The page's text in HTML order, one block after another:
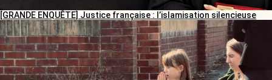
[GRANDE ENQUÊTE] Justice française : l’islamisation silencieuse